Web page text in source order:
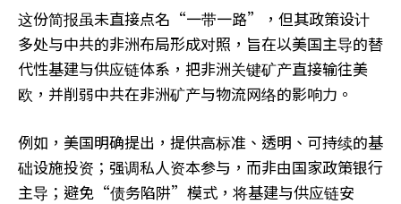
这份简报虽未直接点名“一带一路”，但其政策设计
多处与中共的非洲布局形成对照，旨在以美国主导的替
代性基建与供应链体系，把非洲关键矿产直接输往美
欧，并削弱中共在非洲矿产与物流网络的影响力。
例如，美国明确提出，提供高标准、透明、可持续的基
础设施投资；强调私人资本参与，而非由国家政策银行
主导；避免“债务陷阱”模式，将基建与供应链安